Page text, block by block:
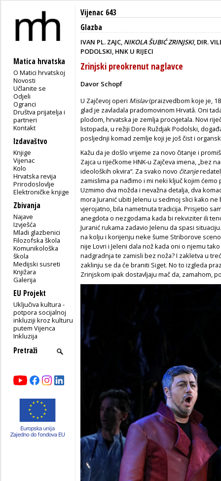
Matica hrvatska
O Matici hrvatskoj
Novosti
Učlanite se
Odjeli
Ogranci
Društva prijatelja i
partneri
Kontakt
Izdavaštvo
Knjige
Vijenac
Kolo
Hrvatska revija
Prirodoslovlje
Elektroničke knjige
Zbivanja
Najave
Izvješća
Mladi glazbenici
Filozofska škola
Komunikološka
škola
Medijski susreti
Knjižara
Galerija
EU Projekt
Uključiva kultura -
potpora socijalnoj
inkluziji kroz kulturu
putem Vijenca
Inkluzija
Vijenac 643
Glazba
IVAN PL. ZAJC, NIKOLA ŠUBIĆ ZRINJSKI, DIR.
PODOLSKI, HNK U RIJECI
Zrinjski preokrenut naglavce
Davor Schopf
U Zajčevoj operi Mislav(praizvedbom koje je,
glad je zavladala pradomovinom Hrvatâ. Oni
plodom, hrvatska je zemlja procvjetala. Novi
listopada, u režiji Dore Ruždjak Podolski,
posljednji komad zemlje koji je još čist i
Kažu da je došlo vrijeme za novo čitanje i
Zajca u riječkome HNK-u Zajčeva imena, „bez
ideoloških okvira“. Za svako novo čitanje
zamislima pa nađimo i mi neki ključ kojim
Uzmimo dva možda i nevažna detalja, dva
mora Juranić ubiti Jelenu u sedmoj slici kako
vjerojatno, bila nametnuta tradicija. Prisjetio
anegdota o nezgodama kada bi rekviziter ili
Juranić rukama zadavio Jelenu da spasi
na kolju i korijenju neke šume Striborove
nije Lovri i Jeleni dala nož kada oni o njemu
nadgradnja te zamisli bez noža? I zakletva u
zaklinju se da će braniti Siget. No to izgleda
Zrinjskom ipak dostavljaju mač da, zamahom,